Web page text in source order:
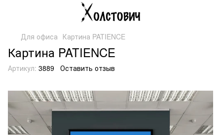
Для офиса Картина PATIENCE
Картина PATIENCE
Артикул: 3889 Оставить отзыв